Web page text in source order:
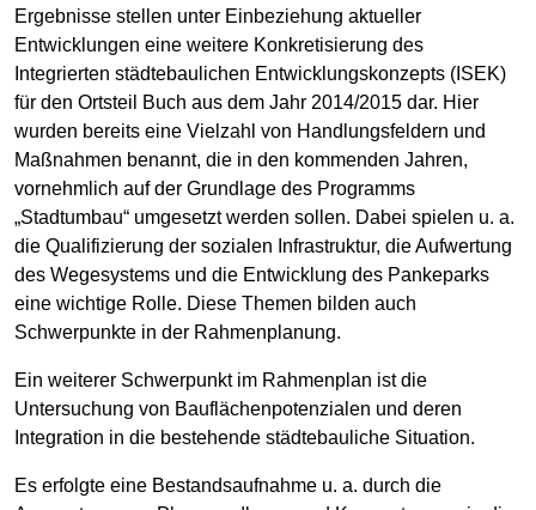
Ergebnisse stellen unter Einbeziehung aktueller
Entwicklungen eine weitere Konkretisierung des
Integrierten städtebaulichen Entwicklungskonzepts (ISEK)
für den Ortsteil Buch aus dem Jahr 2014/2015 dar. Hier
wurden bereits eine Vielzahl von Handlungsfeldern und
Maßnahmen benannt, die in den kommenden Jahren,
vornehmlich auf der Grundlage des Programms
„Stadtumbau“ umgesetzt werden sollen. Dabei spielen u. a.
die Qualifizierung der sozialen Infrastruktur, die Aufwertung
des Wegesystems und die Entwicklung des Pankeparks
eine wichtige Rolle. Diese Themen bilden auch
Schwerpunkte in der Rahmenplanung.
Ein weiterer Schwerpunkt im Rahmenplan ist die
Untersuchung von Bauflächenpotenzialen und deren
Integration in die bestehende städtebauliche Situation.
Es erfolgte eine Bestandsaufnahme u. a. durch die